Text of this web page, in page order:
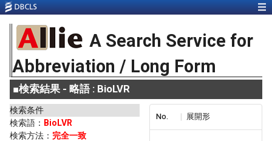
A Search Service for
Abbreviation / Long Form
■検索結果 - 略語 : BioLVR
検索条件
検索語： BioLVR
検索方法： 完全一致
No. 展開形